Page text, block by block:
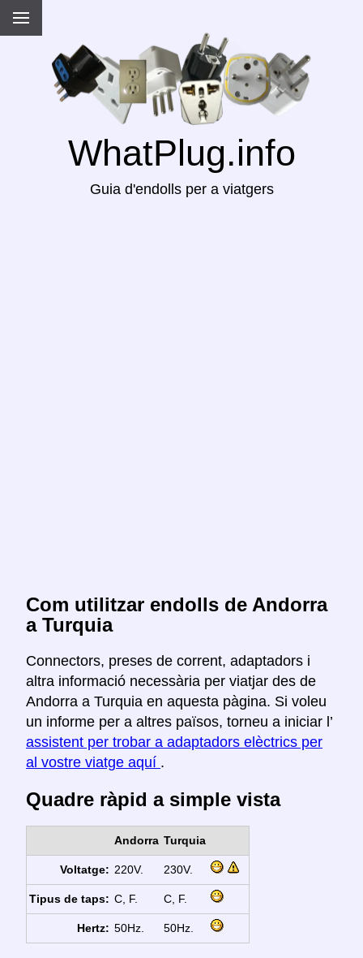
WhatPlug.info
Guia d'endolls per a viatgers
Com utilitzar endolls de Andorra
a Turquia
Connectors, preses de corrent, adaptadors i
altra informació necessària per viatjar des de
Andorra a Turquia en aquesta pàgina. Si voleu
un informe per a altres països, torneu a iniciar l’
assistent per trobar a adaptadors elèctrics per
al vostre viatge aquí .
Quadre ràpid a simple vista
Andorra Turquia
Voltatge: 220V. 230V.
Tipus de taps: C, F. C, F.
Hertz: 50Hz. 50Hz.